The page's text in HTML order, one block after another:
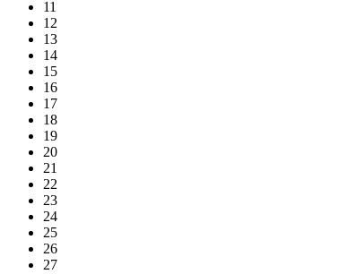
11
12
13
14
15
16
17
18
19
20
21
22
23
24
25
26
27